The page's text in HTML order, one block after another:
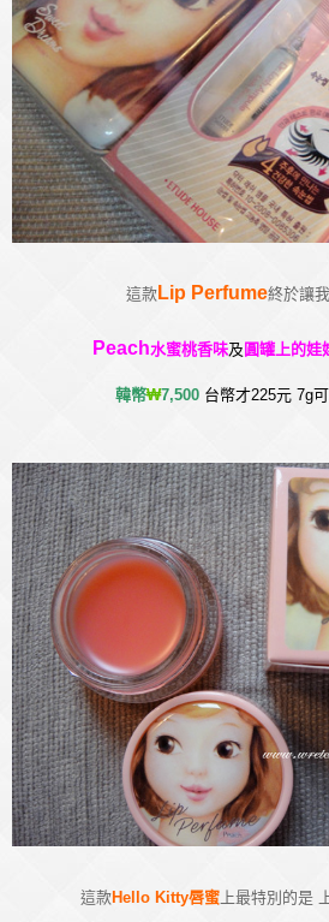
這款Lip Perfume終於讓
Peach水蜜桃香味及圓罐上的娃
韓幣₩7,500 台幣才225元 7g
這款Hello Kitty唇蜜上最特別的是